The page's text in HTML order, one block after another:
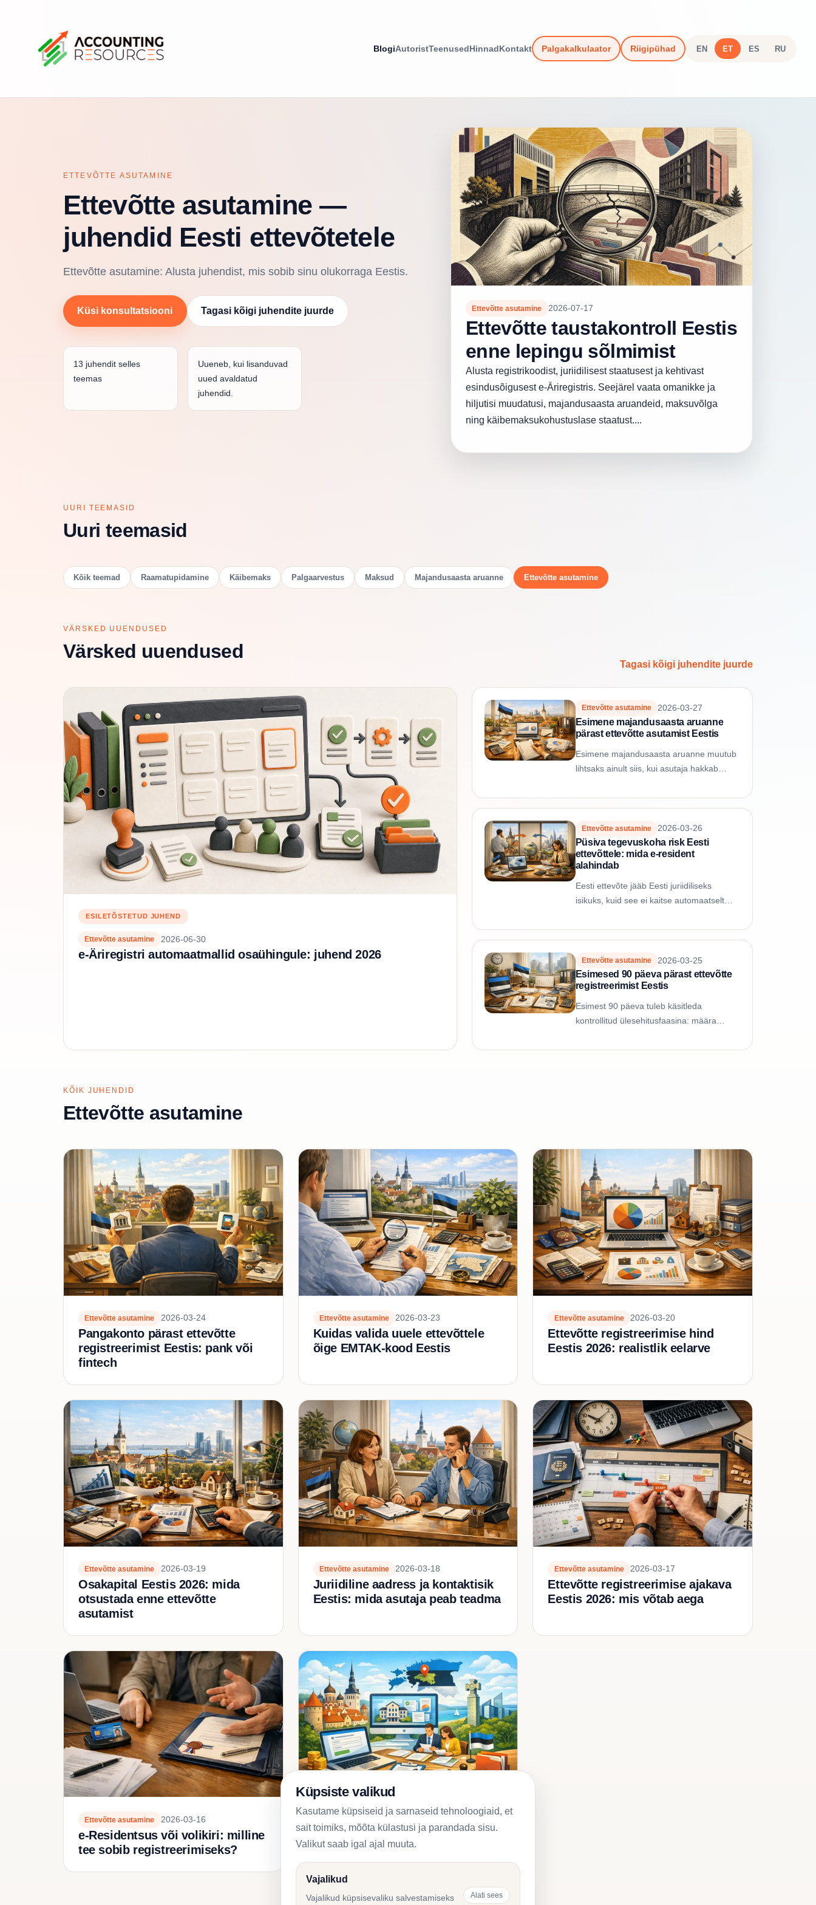
BlogiAutoristTeenusedHinnadKontakt Palgakalkulaator Riigipühad EN ET ES RU
ETTEVÕTTE ASUTAMINE
Ettevõtte asutamine —
juhendid Eesti ettevõtetele
Ettevõtte asutamine: Alusta juhendist, mis sobib sinu olukorraga Eestis.
Küsi konsultatsiooni Tagasi kõigi juhendite juurde
13 juhendit selles
teemas
Uueneb, kui lisanduvad
uued avaldatud
juhendid.
Ettevõtte asutamine 2026-07-17
Ettevõtte taustakontroll Eestis
enne lepingu sõlmimist
Alusta registrikoodist, juriidilisest staatusest ja kehtivast
esindusõigusest e-Äriregistris. Seejärel vaata omanikke ja
hiljutisi muudatusi, majandusaasta aruandeid, maksuvõlga
ning käibemaksukohustuslase staatust....
UURI TEEMASID
Uuri teemasid
Kõik teemad Raamatupidamine Käibemaks Palgaarvestus Maksud Majandusaasta aruanne Ettevõtte asutamine
VÄRSKED UUENDUSED
Värsked uuendused
Tagasi kõigi juhendite juurde
ESILETÕSTETUD JUHEND
Ettevõtte asutamine 2026-06-30
e-Äriregistri automaatmallid osaühingule: juhend 2026
Ettevõtte asutamine 2026-03-27
Esimene majandusaasta aruanne
pärast ettevõtte asutamist Eestis
Esimene majandusaasta aruanne muutub
lihtsaks ainult siis, kui asutaja hakkab
arved, juhatuse kinnitused, osanike...
Ettevõtte asutamine 2026-03-26
Püsiva tegevuskoha risk Eesti
ettevõttele: mida e-resident
alahindab
Eesti ettevõte jääb Eesti juriidiliseks
isikuks, kuid see ei kaitse automaatselt
topeltresidentsuse küsimuste eest. Tegelik
Ettevõtte asutamine 2026-03-25
Esimesed 90 päeva pärast ettevõtte
registreerimist Eestis
Esimest 90 päeva tuleb käsitleda
kontrollitud ülesehitusfaasina: määra
kontrolli käibemaksu ja TSD käivitajaid
KÕIK JUHENDID
Ettevõtte asutamine
Ettevõtte asutamine 2026-03-24
Pangakonto pärast ettevõtte
registreerimist Eestis: pank või
fintech
Ettevõtte asutamine 2026-03-23
Kuidas valida uuele ettevõttele
õige EMTAK-kood Eestis
Ettevõtte asutamine 2026-03-20
Ettevõtte registreerimise hind
Eestis 2026: realistlik eelarve
Ettevõtte asutamine 2026-03-19
Osakapital Eestis 2026: mida
otsustada enne ettevõtte
asutamist
Ettevõtte asutamine 2026-03-18
Juriidiline aadress ja kontaktisik
Eestis: mida asutaja peab teadma
Ettevõtte asutamine 2026-03-17
Ettevõtte registreerimise ajakava
Eestis 2026: mis võtab aega
Ettevõtte asutamine 2026-03-16
e-Residentsus või volikiri: milline
tee sobib registreerimiseks?
Osaühingu asutamine Eestis
2026: sammud ja riigilõiv
Küpsiste valikud
Kasutame küpsiseid ja sarnaseid tehnoloogiaid, et
sait toimiks, mõõta külastusi ja parandada sisu.
Valikut saab igal ajal muuta.
Vajalikud
Vajalikud küpsisevaliku salvestamiseks Alati sees